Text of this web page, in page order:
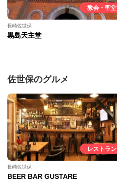
教会・聖堂
長崎佐世保
黒島天主堂
佐世保のグルメ
レストラン
長崎佐世保
BEER BAR GUSTARE